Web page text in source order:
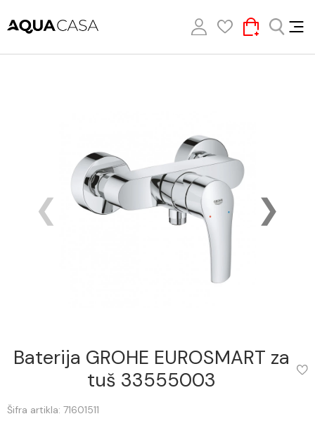
Baterija GROHE EUROSMART za
tuš 33555003
Šifra artikla: 71601511